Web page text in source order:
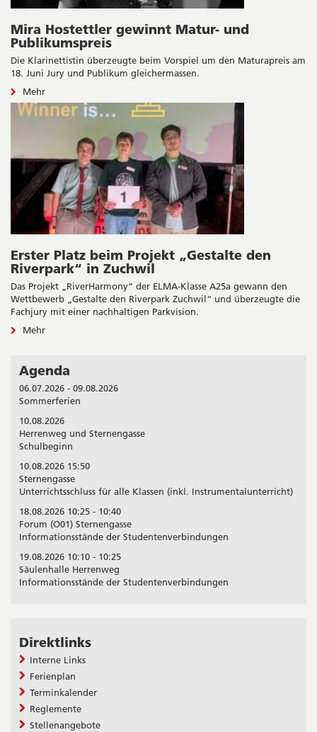
Mira Hostettler gewinnt Matur- und
Publikumspreis
Die Klarinettistin überzeugte beim Vorspiel um den Maturapreis am
18. Juni Jury und Publikum gleichermassen.
Mehr
Erster Platz beim Projekt „Gestalte den
Riverpark“ in Zuchwil
Das Projekt „RiverHarmony“ der ELMA-Klasse A25a gewann den
Wettbewerb „Gestalte den Riverpark Zuchwil“ und überzeugte die
Fachjury mit einer nachhaltigen Parkvision.
Mehr
Agenda
06.07.2026 - 09.08.2026
Sommerferien
10.08.2026
Herrenweg und Sternengasse
Schulbeginn
10.08.2026 15:50
Sternengasse
Unterrichtsschluss für alle Klassen (inkl. Instrumentalunterricht)
18.08.2026 10:25 - 10:40
Forum (O01) Sternengasse
Informationsstände der Studentenverbindungen
19.08.2026 10:10 - 10:25
Säulenhalle Herrenweg
Informationsstände der Studentenverbindungen
Direktlinks
Interne Links
Ferienplan
Terminkalender
Reglemente
Stellenangebote